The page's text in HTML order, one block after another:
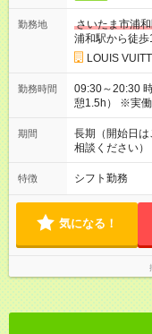
勤務地
さいたま市浦
浦和駅から徒歩
LOUIS
勤務時間
09:30～20:30 時間内でシフト制／フルタイム（実働7h～8h＋休
憩1.5h） ※実
トパターンは
期間
長期（開始日
相談ください）
特徴 シフト勤務
気になる！